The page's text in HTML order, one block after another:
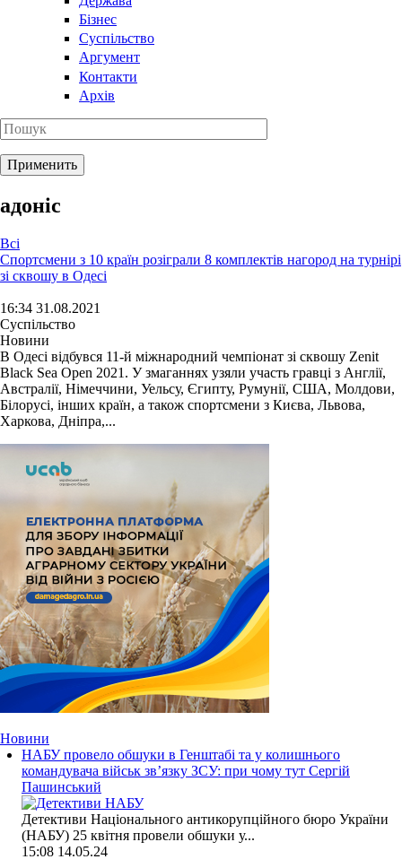
Бізнес
Суспільство
Аргумент
Контакти
Архів
адоніс
Всі
Спортсмени з 10 країн розіграли 8 комплектів нагород на турнірі
зі сквошу в Одесі
16:34 31.08.2021
Суспільство
Новини
В Одесі відбувся 11-й міжнародний чемпіонат зі сквошу Zenit
Black Sea Open 2021. У змаганнях узяли участь гравці з Англії,
Австралії, Німеччини, Уельсу, Єгипту, Румунії, США, Молдови,
Білорусі, інших країн, а також спортсмени з Києва, Львова,
Харкова, Дніпра,...
Новини
НАБУ провело обшуки в Генштабі та у колишнього
командувача військ зв’язку ЗСУ: при чому тут Сергій
Пашинський
Детективи Національного антикорупційного бюро України
(НАБУ) 25 квітня провели обшуки у...
15:08 14.05.24